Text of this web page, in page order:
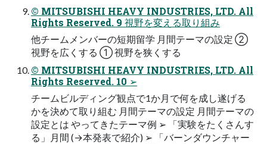
© MITSUBISHI HEAVY INDUSTRIES, LTD. All
Rights Reserved. 9 視野を変える取り組み
他チームメンバーの短期留学 月間テーマの設定 ②
視野を広くする ① 視野を狭くする
© MITSUBISHI HEAVY INDUSTRIES, LTD. All
Rights Reserved. 10 ➢
チームビルディング観点で1か月で何を成し遂げる
かを決めて取り組む 月間テーマの設定 月間テーマの
設定とは やってきたテーマ例 ➢ 「実験をたくさんす
る」月間 (→本発表で紹介) ➢ 「バーンダウンチャー